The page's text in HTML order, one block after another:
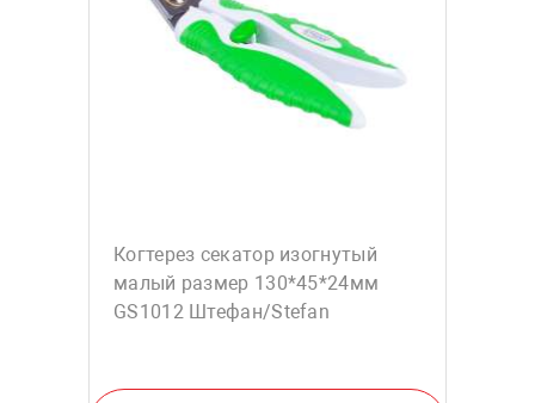
Когтерез секатор изогнутый
малый размер 130*45*24мм
GS1012 Штефан/Stefan